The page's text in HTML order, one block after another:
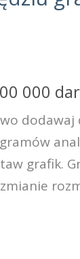
000
dodawaj
grafik.